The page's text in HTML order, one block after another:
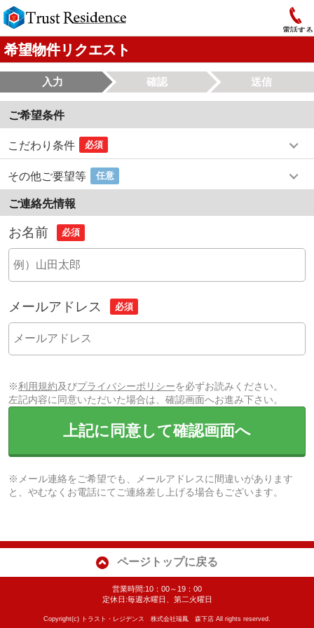
電話する
希望物件リクエスト
入力 確認 送信
ご希望条件
こだわり条件 必須
その他ご要望等 任意
ご連絡先情報
お名前 必須
メールアドレス 必須
※利用規約及びプライバシーポリシーを必ずお読みください。
左記内容に同意いただいた場合は、確認画面へお進み下さい。
上記に同意して確認画面へ
※メール連絡をご希望でも、メールアドレスに間違いがあります
と、やむなくお電話にてご連絡差し上げる場合もございます。
ページトップに戻る
営業時間:10：00～19：00
定休日:毎週水曜日、第二火曜日
Copyright(c) トラスト・レジデンス 株式会社瑞鳳 森下店 All rights reserved.